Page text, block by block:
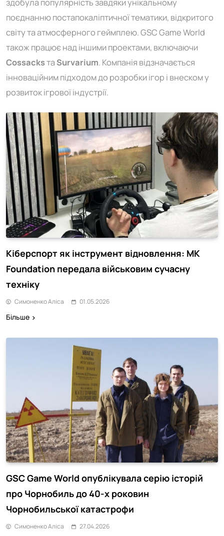
здобула популярність завдяки унікальному
поєднанню постапокаліптичної тематики, відкритого
світу та атмосферного геймплею. GSC Game World
також працює над іншими проектами, включаючи
Cossacksта Survarium. Компанія відзначається
інноваційним підходом до розробки ігор і внеском у
розвиток ігрової індустрії.
Кіберспорт як інструмент відновлення: MK
Foundation передала військовим сучасну
техніку
Симоненко Аліса 01.05.2026
Більше
GSC Game World опублікувала серію історій
про Чорнобиль до 40-х роковин
Чорнобильської катастрофи
Симоненко Аліса 27.04.2026